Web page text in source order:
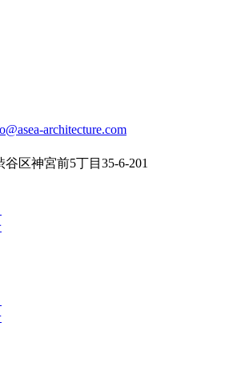
architecture.com
谷区神宮前5丁目35-6-201